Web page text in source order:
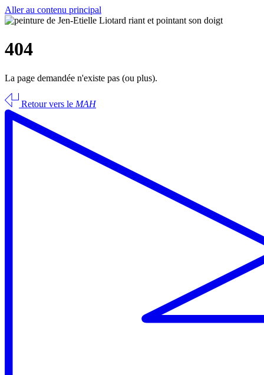
Aller au contenu principal
404
La page demandée n'existe pas (ou plus).
Retour vers le MAH